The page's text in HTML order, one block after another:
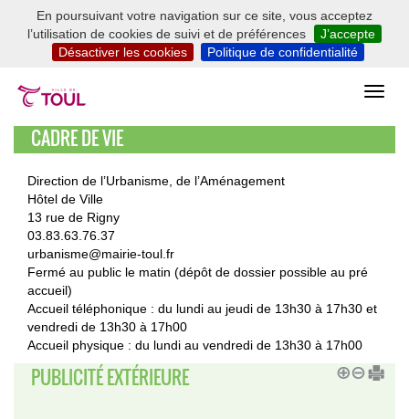
En poursuivant votre navigation sur ce site, vous acceptez
l’utilisation de cookies de suivi et de préférences
J’accepte
Désactiver les cookies
Politique de confidentialité
CADRE DE VIE
Direction de l’Urbanisme, de l’Aménagement
Hôtel de Ville
13 rue de Rigny
03.83.63.76.37
urbanisme@mairie-toul.fr
Fermé au public le matin (dépôt de dossier possible au pré
accueil)
Accueil téléphonique : du lundi au jeudi de 13h30 à 17h30 et
vendredi de 13h30 à 17h00
Accueil physique : du lundi au vendredi de 13h30 à 17h00
PUBLICITÉ EXTÉRIEURE